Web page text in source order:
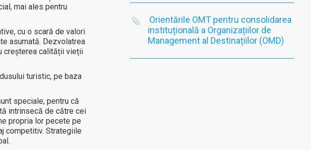
mai ales pentru
cu o scară de valori
asumată. Dezvolatrea
creșterea calității vieții
turistic, pe baza
speciale, pentru că
intrinsecă de către cei
propria lor pecete pe
competitiv. Strategiile
Orientările OMT pentru consolidarea
instituțională a Organizațiilor de
Management al Destinațiilor (OMD)